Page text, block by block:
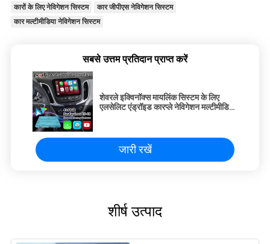
कारों के लिए नेविगेशन सिस्टम
कार जीपीएस नेविगेशन सिस्टम
कार मल्टीमीडिया नेविगेशन सिस्टम
सबसे उत्तम प्रतिदान प्राप्त करें
शेवरले इक्विनॉक्स मायलिंक सिस्टम के लिए
एलसेलिट एंड्रॉइड कारप्ले नेविगेशन मल्टीमीडिया
जारी रखें
शीर्ष उत्पाद